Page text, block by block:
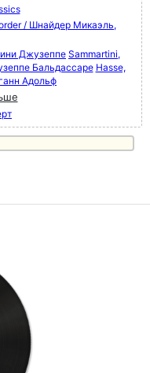
/ Шнайдер Микаэль,
ДжузеппеSammartini,
Бальдассаре Hasse,
Адольф